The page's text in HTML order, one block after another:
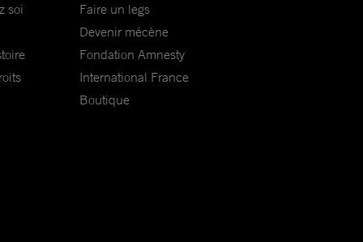
soi
Faire un legs
Devenir mécène
Fondation Amnesty
International France
Boutique